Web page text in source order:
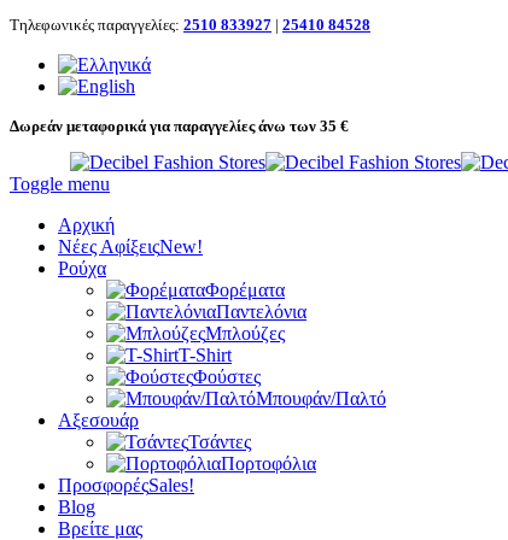
Τηλεφωνικές παραγγελίες: 2510 833927 | 25410 84528
Δωρεάν μεταφορικά για παραγγελίες άνω των 35 €
Toggle menu
Αρχική
Νέες ΑφίξειςNew!
Ρούχα
Φορέματα
Παντελόνια
Μπλούζες
T-Shirt
Φούστες
Μπουφάν/Παλτό
Αξεσουάρ
Τσάντες
Πορτοφόλια
ΠροσφορέςSales!
Blog
Βρείτε μας